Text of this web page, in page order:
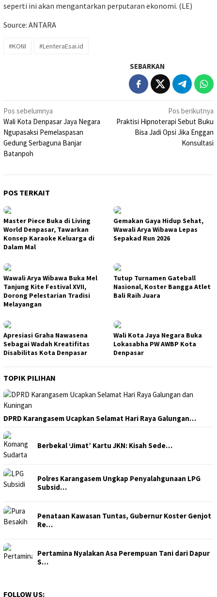
seperti ini akan mengantarkan perputaran ekonomi. (LE)
Source: ANTARA
#KONI #LenteraEsai.id
SEBARKAN
Navigasi
pos
Pos sebelumnya
Wali Kota Denpasar Jaya Negara
Ngupasaksi Pemelaspasan
Gedung Serbaguna Banjar
Batanpoh
Pos berikutnya
Praktisi Hipnoterapi Sebut Buku
Bisa Jadi Opsi Jika Enggan
Konsultasi
POS TERKAIT
Master Piece Buka di Living
World Denpasar, Tawarkan
Konsep Karaoke Keluarga di
Dalam Mal
Gemakan Gaya Hidup Sehat,
Wawali Arya Wibawa Lepas
Sepakad Run 2026
Wawali Arya Wibawa Buka Mel
Tanjung Kite Festival XVII,
Dorong Pelestarian Tradisi
Melayangan
Tutup Turnamen Gateball
Nasional, Koster Bangga Atlet
Bali Raih Juara
Apresiasi Graha Nawasena
Sebagai Wadah Kreatifitas
Disabilitas Kota Denpasar
Wali Kota Jaya Negara Buka
Lokasabha PW AWBP Kota
Denpasar
TOPIK PILIHAN
DPRD Karangasem Ucapkan Selamat Hari Raya Galungan…
Berbekal ‘Jimat’ Kartu JKN: Kisah Sede…
Polres Karangasem Ungkap Penyalahgunaan LPG
Subsid…
Penataan Kawasan Tuntas, Gubernur Koster Genjot
Re…
Pertamina Nyalakan Asa Perempuan Tani dari Dapur
S…
FOLLOW US: